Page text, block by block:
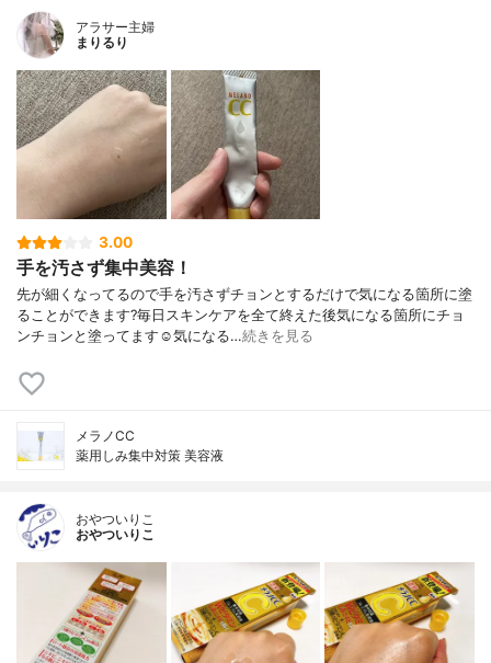
アラサー主婦
まりるり
3.00
手を汚さず集中美容！
先が細くなってるので手を汚さずチョンとするだけで気になる箇所に塗
ることができます?毎日スキンケアを全て終えた後気になる箇所にチョ
ンチョンと塗ってます☺️気になる…続きを見る
メラノCC
薬用しみ集中対策 美容液
おやついりこ
おやついりこ